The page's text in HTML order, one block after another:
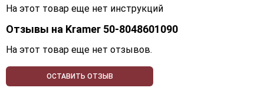
На этот товар еще нет инструкций
Отзывы на Kramer 50-8048601090
На этот товар еще нет отзывов.
ОСТАВИТЬ ОТЗЫВ